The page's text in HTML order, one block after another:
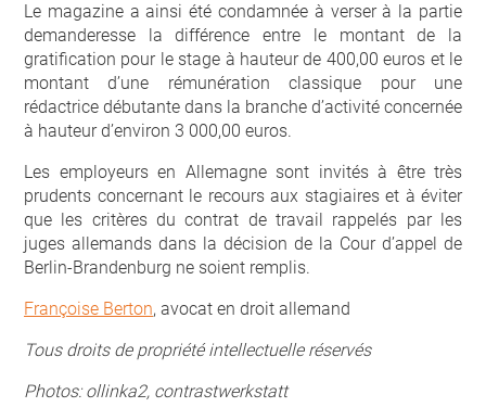
Le magazine a ainsi été condamnée à verser à la partie
demanderesse la différence entre le montant de la
gratification pour le stage à hauteur de 400,00 euros et le
montant d’une rémunération classique pour une
rédactrice débutante dans la branche d’activité concernée
à hauteur d’environ 3 000,00 euros.
Les employeurs en Allemagne sont invités à être très
prudents concernant le recours aux stagiaires et à éviter
que les critères du contrat de travail rappelés par les
juges allemands dans la décision de la Cour d’appel de
Berlin-Brandenburg ne soient remplis.
Françoise Berton, avocat en droit allemand
Tous droits de propriété intellectuelle réservés
Photos: ollinka2, contrastwerkstatt